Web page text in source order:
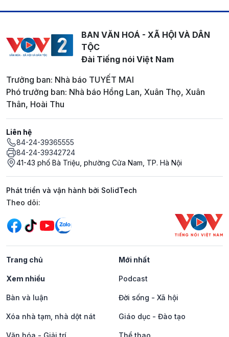
BAN VĂN HOÁ - XÃ HỘI VÀ DÂN
TỘC
Đài Tiếng nói Việt Nam
Trưởng ban: Nhà báo TUYẾT MAI
Phó trưởng ban: Nhà báo Hồng Lan, Xuân Thọ, Xuân
Thân, Hoài Thu
Liên hệ
84-24-39365555
84-24-39342724
41-43 phố Bà Triệu, phường Cửa Nam, TP. Hà Nội
Phát triển và vận hành bởi SolidTech
Mạng xã hội
Theo dõi:
Trang chủ Mới nhất
Xem nhiều Podcast
Bàn và luận Đời sống - Xã hội
Xóa nhà tạm, nhà dột nát Giáo dục - Đào tạo
Văn hóa - Giải trí Thể thao